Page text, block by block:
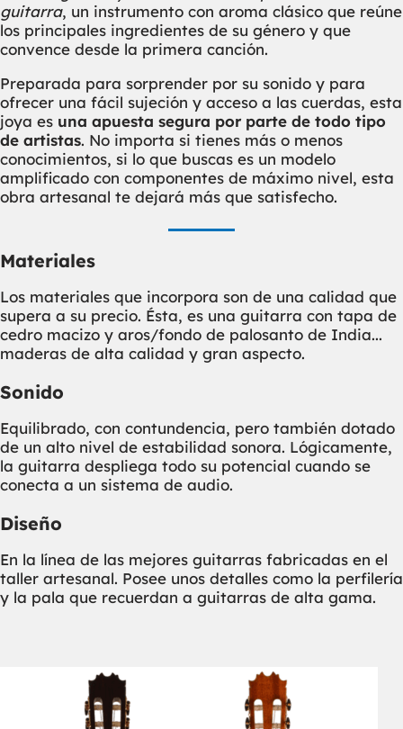
guitarra, un instrumento con aroma clásico que reúne
los principales ingredientes de su género y que
convence desde la primera canción.
Preparada para sorprender por su sonido y para
ofrecer una fácil sujeción y acceso a las cuerdas, esta
joya es una apuesta segura por parte de todo tipo
de artistas. No importa si tienes más o menos
conocimientos, si lo que buscas es un modelo
amplificado con componentes de máximo nivel, esta
obra artesanal te dejará más que satisfecho.
Materiales
Los materiales que incorpora son de una calidad que
supera a su precio. Ésta, es una guitarra con tapa de
cedro macizo y aros/fondo de palosanto de India...
maderas de alta calidad y gran aspecto.
Sonido
Equilibrado, con contundencia, pero también dotado
de un alto nivel de estabilidad sonora. Lógicamente,
la guitarra despliega todo su potencial cuando se
conecta a un sistema de audio.
Diseño
En la línea de las mejores guitarras fabricadas en el
taller artesanal. Posee unos detalles como la perfilería
y la pala que recuerdan a guitarras de alta gama.